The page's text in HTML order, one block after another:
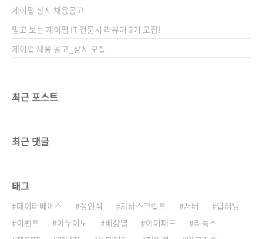
제이펍 상시 채용공고
믿고 보는 제이펍 IT 전문서 리뷰어 2기 모집!
제이펍 채용 공고_상시 모집
최근 포스트
최근 댓글
태그
데이터베이스 정인식 자바스크립트 서버
딥러닝
이벤트
아두이노 배장열 아이패드
리눅스